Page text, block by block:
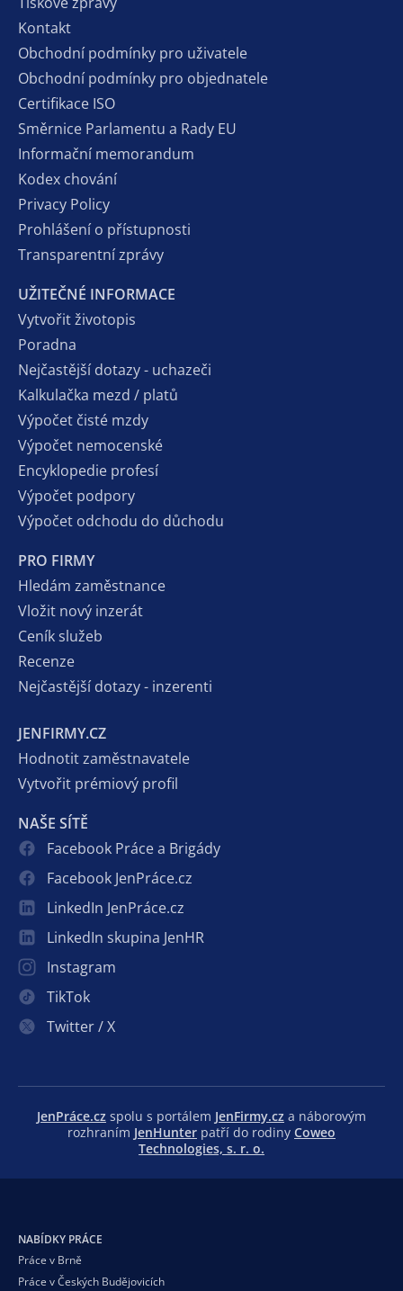
Kontakt
Obchodní podmínky pro uživatele
Obchodní podmínky pro objednatele
Certifikace ISO
Směrnice Parlamentu a Rady EU
Informační memorandum
Kodex chování
Privacy Policy
Prohlášení o přístupnosti
Transparentní zprávy
UŽITEČNÉ INFORMACE
Vytvořit životopis
Poradna
Nejčastější dotazy - uchazeči
Kalkulačka mezd / platů
Výpočet čisté mzdy
Výpočet nemocenské
Encyklopedie profesí
Výpočet podpory
Výpočet odchodu do důchodu
PRO FIRMY
Hledám zaměstnance
Vložit nový inzerát
Ceník služeb
Recenze
Nejčastější dotazy - inzerenti
JENFIRMY.CZ
Hodnotit zaměstnavatele
Vytvořit prémiový profil
NAŠE SÍTĚ
Facebook Práce a Brigády
Facebook JenPráce.cz
LinkedIn JenPráce.cz
LinkedIn skupina JenHR
Instagram
TikTok
Twitter / X
JenPráce.cz spolu s portálem JenFirmy.cz a náborovým
rozhraním JenHunter patří do rodiny Coweo
Technologies, s. r. o.
NABÍDKY PRÁCE
Práce v Brně
Práce v Českých Budějovicích